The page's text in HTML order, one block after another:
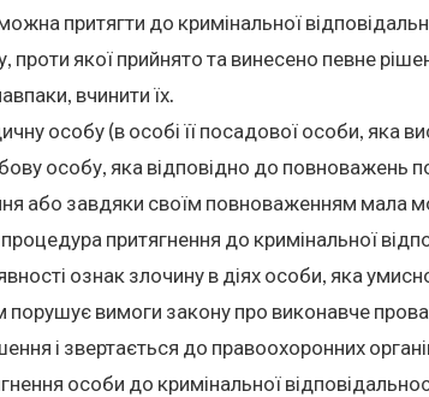
притягти до кримінальної
проти якої прийнято та винесено певне
вчинити їх.
особу (в особі її посадової особи, яка
особу, яка відповідно до повноважень
або завдяки своїм повноваженням мала
притягнення до кримінальної
ознак злочину в діях особи, яка
порушує вимоги закону про виконавче
і звертається до правоохоронних
особи до кримінальної